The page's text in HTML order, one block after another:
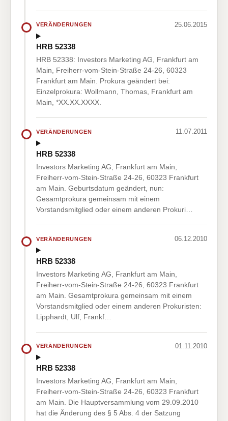
VERÄNDERUNGEN 25.06.2015
HRB 52338
HRB 52338: Investors Marketing AG, Frankfurt am
Main, Freiherr-vom-Stein-Straße 24-26, 60323
Frankfurt am Main. Prokura geändert bei:
Einzelprokura: Wollmann, Thomas, Frankfurt am
Main, *XX.XX.XXXX.
VERÄNDERUNGEN 11.07.2011
HRB 52338
Investors Marketing AG, Frankfurt am Main,
Freiherr-vom-Stein-Straße 24-26, 60323 Frankfurt
am Main. Geburtsdatum geändert, nun:
Gesamtprokura gemeinsam mit einem
Vorstandsmitglied oder einem anderen Prokuri…
VERÄNDERUNGEN 06.12.2010
HRB 52338
Investors Marketing AG, Frankfurt am Main,
Freiherr-vom-Stein-Straße 24-26, 60323 Frankfurt
am Main. Gesamtprokura gemeinsam mit einem
Vorstandsmitglied oder einem anderen Prokuristen:
Lipphardt, Ulf, Frankf…
VERÄNDERUNGEN 01.11.2010
HRB 52338
Investors Marketing AG, Frankfurt am Main,
Freiherr-vom-Stein-Straße 24-26, 60323 Frankfurt
am Main. Die Hauptversammlung vom 29.09.2010
hat die Änderung des § 5 Abs. 4 der Satzung